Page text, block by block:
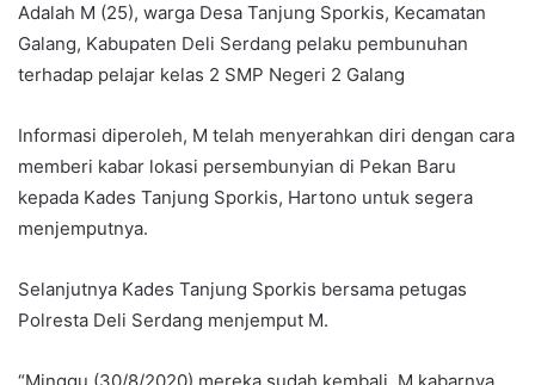
Adalah M (25), warga Desa Tanjung Sporkis, Kecamatan
Galang, Kabupaten Deli Serdang pelaku pembunuhan
terhadap pelajar kelas 2 SMP Negeri 2 Galang
Informasi diperoleh, M telah menyerahkan diri dengan cara
memberi kabar lokasi persembunyian di Pekan Baru
kepada Kades Tanjung Sporkis, Hartono untuk segera
menjemputnya.
Selanjutnya Kades Tanjung Sporkis bersama petugas
Polresta Deli Serdang menjemput M.